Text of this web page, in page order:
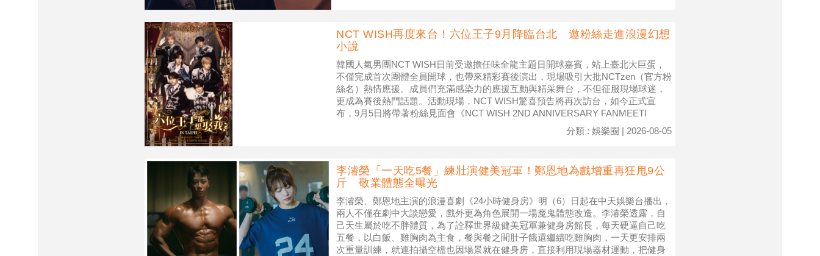
NCT WISH再度來台！六位王子9月降臨台北 邀粉絲走進浪漫幻想
小說
韓國人氣男團NCT WISH日前受邀擔任味全龍主題日開球嘉賓，站上臺北大巨蛋，
不僅完成首次團體全員開球，也帶來精彩賽後演出，現場吸引大批NCTzen（官方粉
絲名）熱情應援。成員們充滿感染力的應援互動與精采舞台，不但征服現場球迷，
更成為賽後熱門話題。活動現場，NCT WISH驚喜預告將再次訪台，如今正式宣
布，9月5日將帶著粉絲見面會《NCT WISH 2ND ANNIVERSARY FANMEETI
分類 : 娛樂圈 | 2026-08-05
李濬榮「一天吃5餐」練壯演健美冠軍！鄭恩地為戲增重再狂甩9公
斤 敬業體態全曝光
李濬榮、鄭恩地主演的浪漫喜劇《24小時健身房》明（6）日起在中天娛樂台播出，
兩人不僅在劇中大談戀愛，戲外更為角色展開一場魔鬼體態改造。李濬榮透露，自
己天生屬於吃不胖體質，為了詮釋世界級健美冠軍兼健身房館長，每天硬逼自己吃
五餐，以白飯、雞胸肉為主食，餐與餐之間肚子餓還繼續吃雞胸肉，一天更安排兩
次重量訓練，就連拍攝空檔也因場景就在健身房，直接利用現場器材運動，把健身